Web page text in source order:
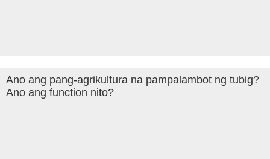
Ano ang pang-agrikultura na pampalambot ng tubig?
Ano ang function nito?